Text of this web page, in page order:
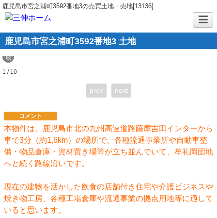
鹿児島市宮之浦町3592番地3の売買土地・売地[13136]
鹿児島市宮之浦町3592番地3 土地
1 / 10
prev next
コメント
本物件は、鹿児島市北の九州高速道路薩摩吉田インターから
車で3分（約1,6km）の場所で、各種流通事業所や自動車整
備・物品倉庫・資材置き場等が立ち並んでいて、牟礼岡団地
へと続く路線沿いです。
現在の建物を活かした飲食の店舗付き住宅や介護ビジネスや
焼き物工房、各種工場倉庫や流通事業の拠点用地等に適して
いると思います。